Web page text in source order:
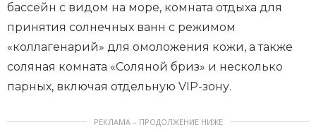
бассейн с видом на море, комната отдыха для
принятия солнечных ванн с режимом
«коллагенарий» для омоложения кожи, а также
соляная комната «Соляной бриз» и несколько
парных, включая отдельную VIP-зону.
РЕКЛАМА – ПРОДОЛЖЕНИЕ НИЖЕ